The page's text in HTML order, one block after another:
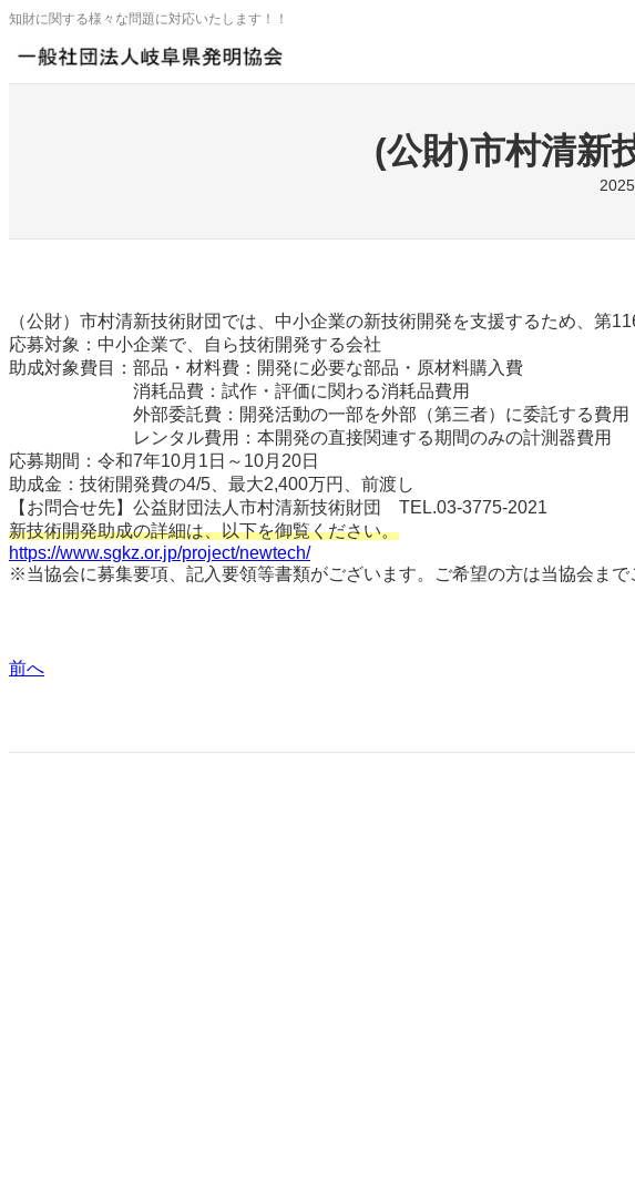
内
ス
知財に関する様々な問題に対応いたします！！
(公財)市村清新
（公財）市村清新技術財団では、中小企業の新技術開発を支援するため、第
応募対象：中小企業で、自ら技術開発する会社
助成対象費目：部品・材料費：開発に必要な部品・原材料購入費
消耗品費：試作・評価に関わる消耗品費用
外部委託費：開発活動の一部を外部（第三者）に委託する費用
レンタル費用：本開発の直接関連する期間のみの計測器費用
応募期間：令和7年10月1日～10月20日
助成金：技術開発費の4/5、最大2,400万円、前渡し
【お問合せ先】公益財団法人市村清新技術財団 TEL.03-3775-2021
新技術開発助成の詳細は、以下を御覧ください。
https://www.sgkz.or.jp/project/newtech/
※当協会に募集要項、記入要領等書類がございます。ご希望の方は当協会まで
前へ